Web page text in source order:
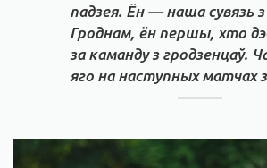
падзея. Ён — наша сувязь з
Гроднам, ён першы, хто
за каманду з гродзенцаў.
яго на наступных матчах